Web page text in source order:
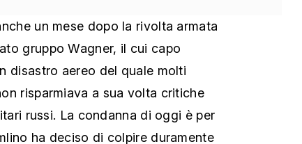
un mese dopo la rivolta armata
gruppo Wagner, il cui capo
disastro aereo del quale molti
risparmiava a sua volta critiche
russi. La condanna di oggi è per
ha deciso di colpire duramente